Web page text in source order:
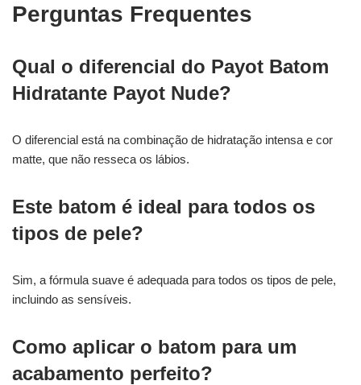
Perguntas Frequentes
Qual o diferencial do Payot Batom
Hidratante Payot Nude?
O diferencial está na combinação de hidratação intensa e cor
matte, que não resseca os lábios.
Este batom é ideal para todos os
tipos de pele?
Sim, a fórmula suave é adequada para todos os tipos de pele,
incluindo as sensíveis.
Como aplicar o batom para um
acabamento perfeito?